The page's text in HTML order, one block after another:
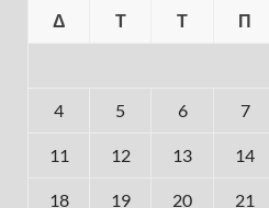
Δ
Τ Τ Π
4 5 6 7
11 12 13 14
18 19 20 21